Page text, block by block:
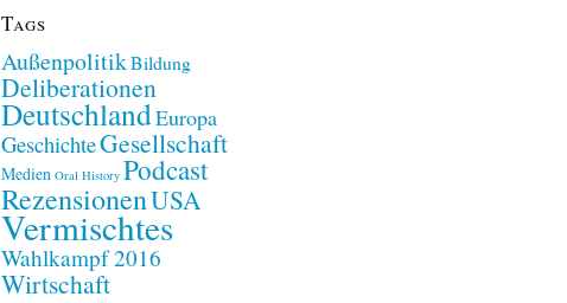
Tags
AußenpolitikBildung
Deliberationen
DeutschlandEuropa
GeschichteGesellschaft
Medien Oral History Podcast
RezensionenUSA
Vermischtes
Wahlkampf 2016
Wirtschaft